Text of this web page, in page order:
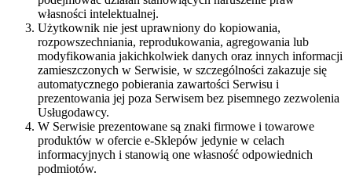
własności intelektualnej.
Użytkownik nie jest uprawniony do kopiowania,
rozpowszechniania, reprodukowania, agregowania lub
modyfikowania jakichkolwiek danych oraz innych informacji
zamieszczonych w Serwisie, w szczególności zakazuje się
automatycznego pobierania zawartości Serwisu i
prezentowania jej poza Serwisem bez pisemnego zezwolenia
Usługodawcy.
W Serwisie prezentowane są znaki firmowe i towarowe
produktów w ofercie e-Sklepów jedynie w celach
informacyjnych i stanowią one własność odpowiednich
podmiotów.